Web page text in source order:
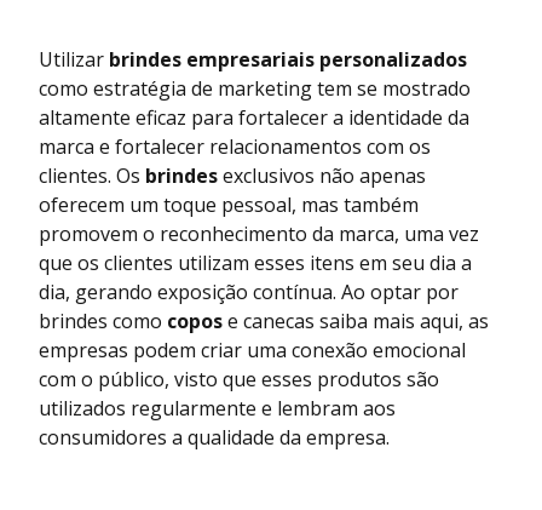
Utilizar brindes empresariais personalizados
como estratégia de marketing tem se mostrado
altamente eficaz para fortalecer a identidade da
marca e fortalecer relacionamentos com os
clientes. Os brindesexclusivos não apenas
oferecem um toque pessoal, mas também
promovem o reconhecimento da marca, uma vez
que os clientes utilizam esses itens em seu dia a
dia, gerando exposição contínua. Ao optar por
brindes como copose canecas saiba mais aqui, as
empresas podem criar uma conexão emocional
com o público, visto que esses produtos são
utilizados regularmente e lembram aos
consumidores a qualidade da empresa.